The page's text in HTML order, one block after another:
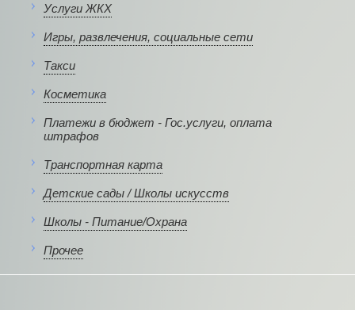
Услуги ЖКХ
Игры, развлечения, социальные сети
Такси
Косметика
Платежи в бюджет - Гос.услуги, оплата
штрафов
Транспортная карта
Детские сады / Школы искусств
Школы - Питание/Охрана
Прочее